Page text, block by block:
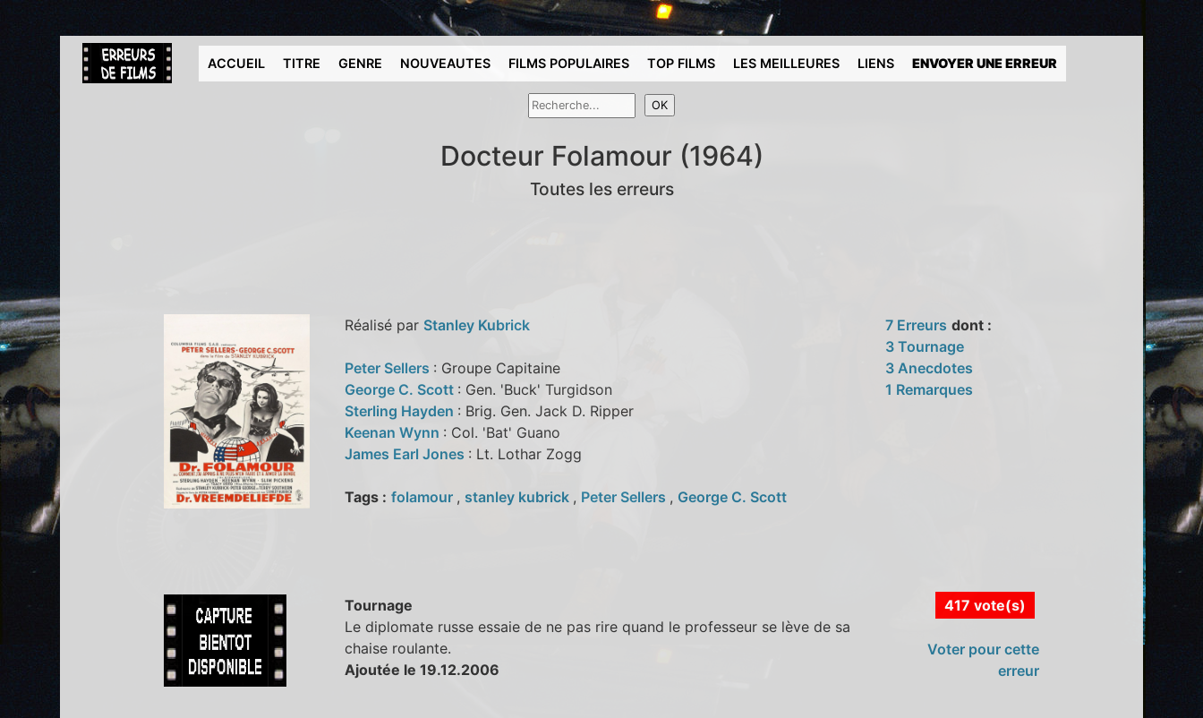
ACCUEIL TITRE GENRE NOUVEAUTES FILMS POPULAIRES TOP FILMS LES MEILLEURES LIENS ENVOYER UNE ERREUR
Docteur Folamour (1964)
Toutes les erreurs
Réalisé par Stanley Kubrick
Peter Sellers : Groupe Capitaine
George C. Scott : Gen. 'Buck' Turgidson
Sterling Hayden : Brig. Gen. Jack D. Ripper
Keenan Wynn : Col. 'Bat' Guano
James Earl Jones : Lt. Lothar Zogg
Tags : folamour , stanley kubrick , Peter Sellers , George C. Scott
7 Erreurs dont :
3 Tournage
3 Anecdotes
1 Remarques
Tournage
Le diplomate russe essaie de ne pas rire quand le professeur se lève de sa
chaise roulante.
Ajoutée le 19.12.2006
417 vote(s)
Voter pour cette
erreur